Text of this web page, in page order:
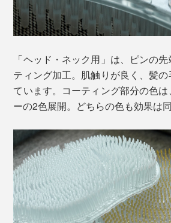
「ヘッド・ネック用」は、ピンの
ティング加工。肌触りが良く、髪
ています。コーティング部分の色
ーの2色展開。どちらの色も効果は同